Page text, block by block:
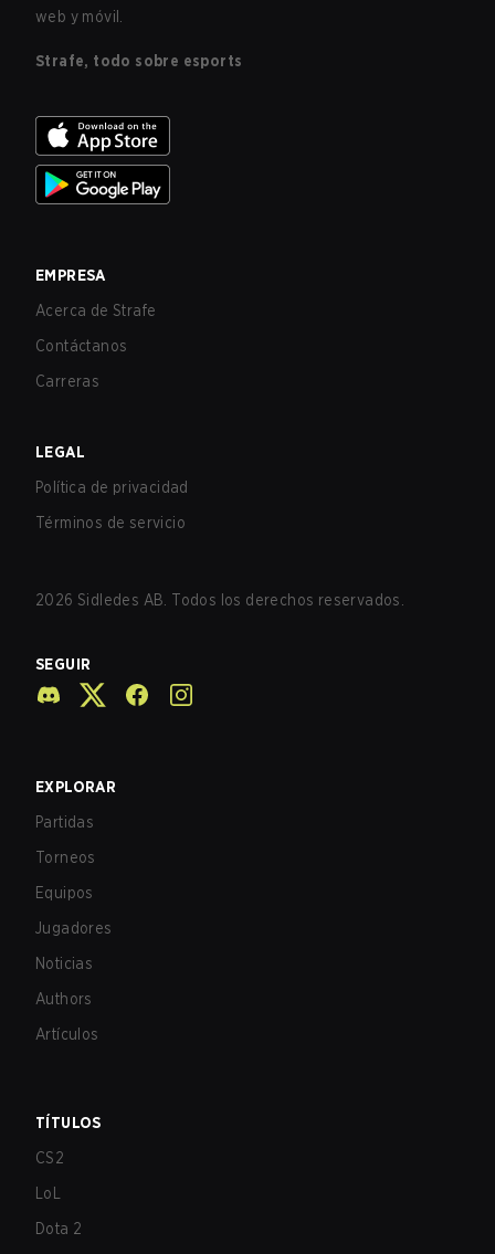
web y móvil.
Strafe, todo sobre esports
EMPRESA
Acerca de Strafe
Contáctanos
Carreras
LEGAL
Política de privacidad
Términos de servicio
2026 Sidledes AB. Todos los derechos reservados.
SEGUIR
EXPLORAR
Partidas
Torneos
Equipos
Jugadores
Noticias
Authors
Artículos
TÍTULOS
CS2
LoL
Dota 2